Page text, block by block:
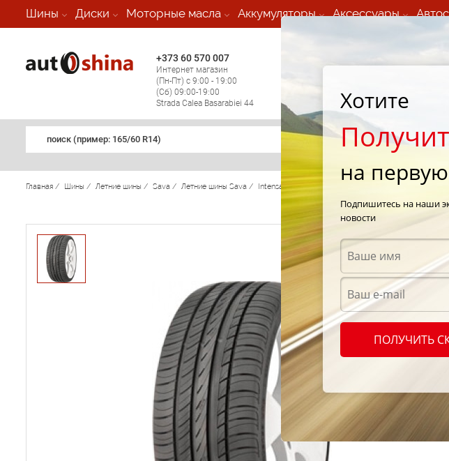
Шины Диски Моторные масла Аккумуляторы Аксессуары
+373 60 570 007
Интернет магазин
(Пн-Пт) с 9:00 - 19:00
(Сб) 09:00-19:00
Strada Calea Basarabiei 44
Мобильный шиномонтаж 24/7
поиск (примеp: 165/60 R14)
Главная / Шины / Летние шины / Sava / Летние шины Sava / Intensa UHP/ Sava Intensa UHP 245/40 R19 98Y
Хотите
на
Подпишитесь на наши
новости
ПОЛУЧИТЬ